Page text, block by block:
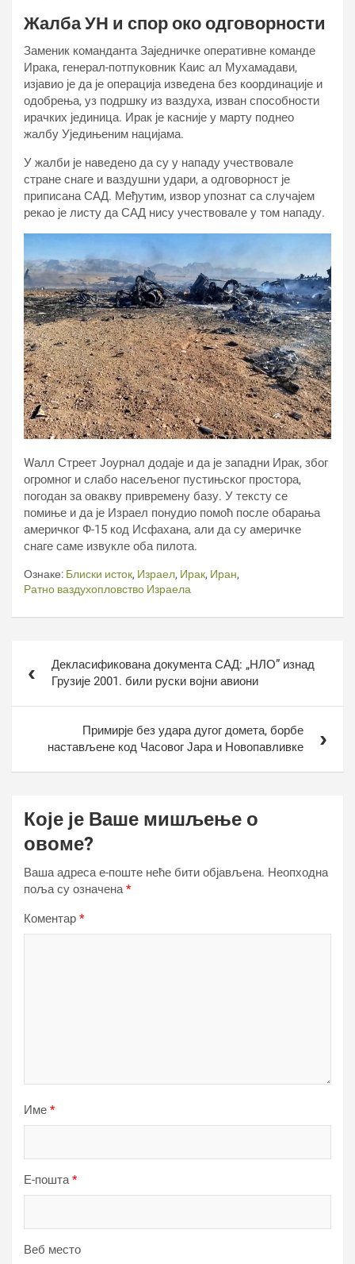
Жалба УН и спор око одговорности
Заменик команданта Заједничке оперативне команде
Ирака, генерал-потпуковник Каис ал Мухамадави,
изјавио је да је операција изведена без координације и
одобрења, уз подршку из ваздуха, изван способности
ирачких јединица. Ирак је касније у марту поднео
жалбу Уједињеним нацијама.
У жалби је наведено да су у нападу учествовале
стране снаге и ваздушни удари, а одговорност је
приписана САД. Међутим, извор упознат са случајем
рекао је листу да САД нису учествовале у том нападу.
Wалл Стреет Јоурнал додаје и да је западни Ирак, због
огромног и слабо насељеног пустињског простора,
погодан за овакву привремену базу. У тексту се
помиње и да је Израел понудио помоћ после обарања
америчког Ф-15 код Исфахана, али да су америчке
снаге саме извукле оба пилота.
Ознаке: Блиски исток, Израел, Ирак, Иран,
Ратно ваздухопловство Израела
чланкаДекласификована документа САД: „НЛО” изнад
Грузије 2001. били руски војни авиони
Примирје без удара дугог домета, борбе
настављене код Часовог Јара и Новопавливке
Које је Ваше мишљење о
овоме?
Ваша адреса е-поште неће бити објављена. Неопходна
поља су означена*
Коментар *
Име *
Е-пошта*
Веб место